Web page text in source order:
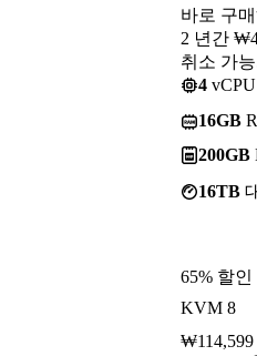
바로 구매
2 년간
취소 가
4
16GB
200GB
16TB
65% 할인
KVM 8
₩114,599